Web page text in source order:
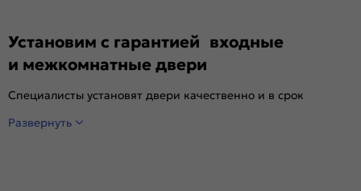
Установим с гарантией входные
и межкомнатные двери
Специалисты установят двери качественно и в срок
Развернуть